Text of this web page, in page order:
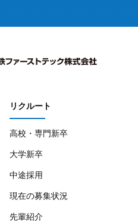
リクルート
高校・専門新卒
大学新卒
中途採用
現在の募集状況
先輩紹介